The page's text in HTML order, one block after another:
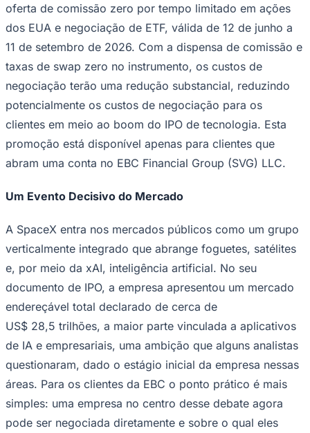
oferta de comissão zero por tempo limitado em ações
dos EUA e negociação de ETF, válida de 12 de junho a
11 de setembro de 2026. Com a dispensa de comissão e
taxas de swap zero no instrumento, os custos de
negociação terão uma redução substancial, reduzindo
potencialmente os custos de negociação para os
clientes em meio ao boom do IPO de tecnologia. Esta
promoção está disponível apenas para clientes que
abram uma conta no EBC Financial Group (SVG) LLC.
Um Evento Decisivo do Mercado
A SpaceX entra nos mercados públicos como um grupo
verticalmente integrado que abrange foguetes, satélites
e, por meio da xAI, inteligência artificial. No seu
documento de IPO, a empresa apresentou um mercado
endereçável total declarado de cerca de
US$ 28,5 trilhões, a maior parte vinculada a aplicativos
de IA e empresariais, uma ambição que alguns analistas
questionaram, dado o estágio inicial da empresa nessas
áreas. Para os clientes da EBC o ponto prático é mais
simples: uma empresa no centro desse debate agora
pode ser negociada diretamente e sobre o qual eles